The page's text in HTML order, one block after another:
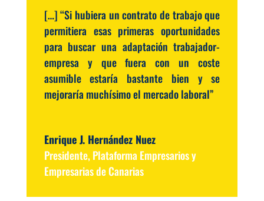
[…] “Si hubiera un contrato de trabajo que
permitiera esas primeras oportunidades
para buscar una adaptación trabajador-
empresa y que fuera con un coste
asumible estaría bastante bien y se
mejoraría muchísimo el mercado laboral”
Enrique J. Hernández Nuez
Presidente, Plataforma Empresarios y
Empresarias de Canarias